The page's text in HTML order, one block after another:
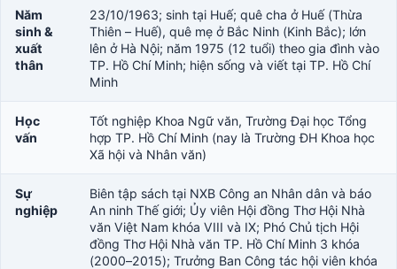
Năm
sinh &
xuất
thân
23/10/1963; sinh tại Huế; quê cha ở Huế (Thừa
Thiên – Huế), quê mẹ ở Bắc Ninh (Kinh Bắc); lớn
lên ở Hà Nội; năm 1975 (12 tuổi) theo gia đình vào
TP. Hồ Chí Minh; hiện sống và viết tại TP. Hồ Chí
Minh
Học
vấn
Tốt nghiệp Khoa Ngữ văn, Trường Đại học Tổng
hợp TP. Hồ Chí Minh (nay là Trường ĐH Khoa học
Xã hội và Nhân văn)
Sự
nghiệp
Biên tập sách tại NXB Công an Nhân dân và báo
An ninh Thế giới; Ủy viên Hội đồng Thơ Hội Nhà
văn Việt Nam khóa VIII và IX; Phó Chủ tịch Hội
đồng Thơ Hội Nhà văn TP. Hồ Chí Minh 3 khóa
(2000–2015); Trưởng Ban Công tác hội viên khóa